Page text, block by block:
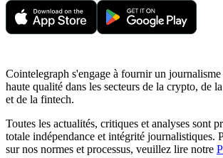
Cointelegraph s'engage à fournir un
haute qualité dans les secteurs de la crypto, de
et de la fintech.
Toutes les actualités, critiques et analyses sont
totale indépendance et intégrité journalistiques.
sur nos normes et processus, veuillez lire notre